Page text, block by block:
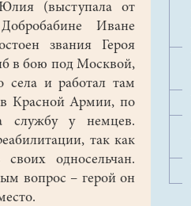
(выступала от
Иване
звания Героя
в бою под Москвой,
села и работал там
Красной Армии, по
службу у немцев.
так как
односельчан.
вопрос – герой он